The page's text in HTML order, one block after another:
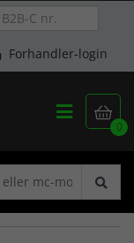
Forhandler-login

0
